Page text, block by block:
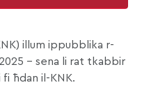
illum ippubblika r-
– sena li rat tkabbir
ħdan il-KNK.